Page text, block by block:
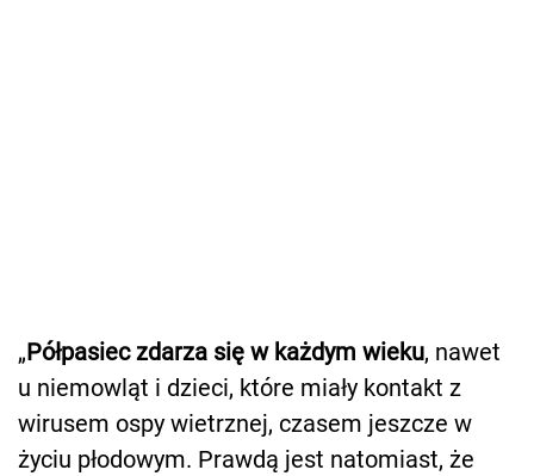
„Półpasiec zdarza się w każdym wieku, nawet
u niemowląt i dzieci, które miały kontakt z
wirusem ospy wietrznej, czasem jeszcze w
życiu płodowym. Prawdą jest natomiast, że